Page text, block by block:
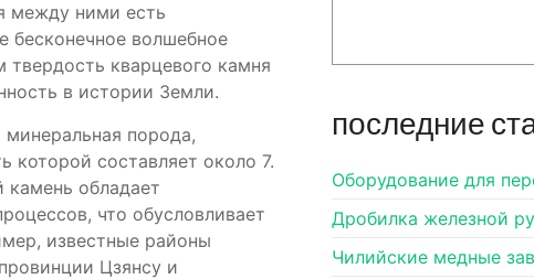
между ними есть
бесконечное волшебное
кварцевого камня
в истории Земли.
порода,
которой составляет около 7.
обладает
что обусловливает
известные районы
Цзянсу и
последние
Оборудование для
Дробилка железной
Чилийские медные